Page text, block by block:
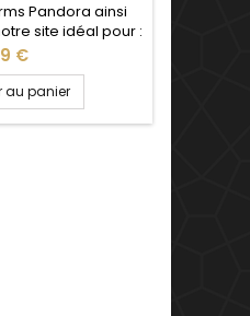
Pandora ainsi
site idéal pour :
anniversaire,
Plusieurs
18, 19, 20, 21 cm
€
au panier